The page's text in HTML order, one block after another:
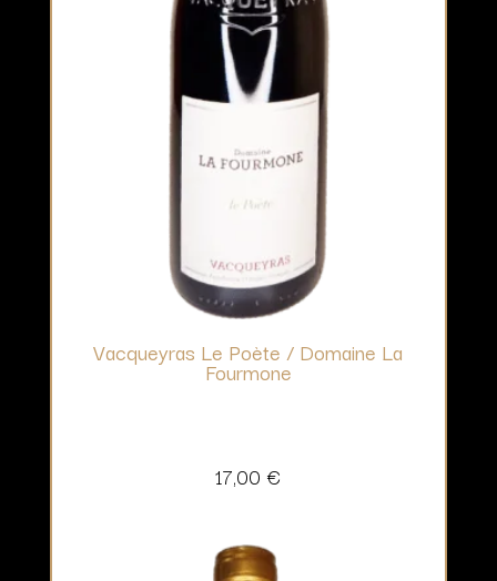
Vacqueyras Le Poète / Domaine La
Fourmone
17,00 €